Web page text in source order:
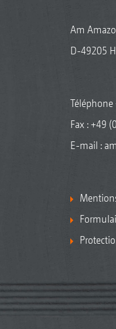
Am
D-49205
Téléphone
Fax : +49
E-mail :